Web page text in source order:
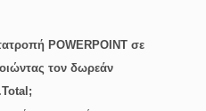
POWERPOINT σε
τον δωρεάν